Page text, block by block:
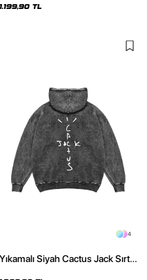
1.199,90 TL
4
Yıkamalı Siyah Cactus Jack Sırt